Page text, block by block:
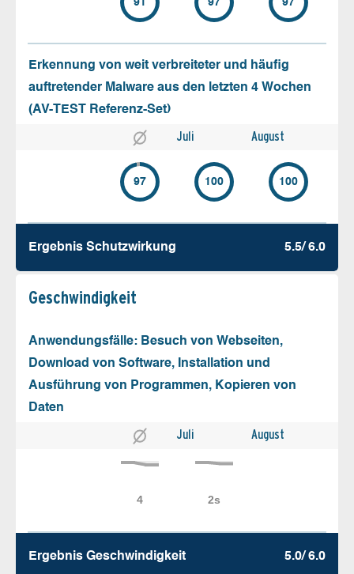
91 97 97
Erkennung von weit verbreiteter und häufig
auftretender Malware aus den letzten 4 Wochen
(AV-TEST Referenz-Set)
Juli August
97 100 100
Ergebnis Schutz­wirkung 5.5/ 6.0
Geschw­indigkeit
Anwendungsfälle: Besuch von Webseiten,
Download von Software, Installation und
Ausführung von Programmen, Kopieren von
Daten
Juli August
Ergebnis Geschw­indigkeit 5.0/ 6.0